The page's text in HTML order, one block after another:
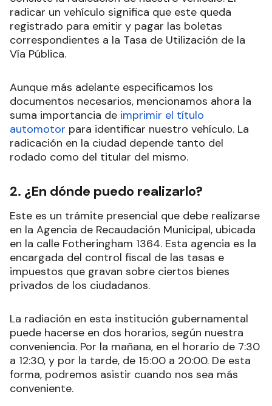
radicar un vehículo significa que este queda
registrado para emitir y pagar las boletas
correspondientes a la Tasa de Utilización de la
Vía Pública.
Aunque más adelante especificamos los
documentos necesarios, mencionamos ahora la
suma importancia de imprimir el título
automotor para identificar nuestro vehículo. La
radicación en la ciudad depende tanto del
rodado como del titular del mismo.
2. ¿En dónde puedo realizarlo?
Este es un trámite presencial que debe realizarse
en la Agencia de Recaudación Municipal, ubicada
en la calle Fotheringham 1364. Esta agencia es la
encargada del control fiscal de las tasas e
impuestos que gravan sobre ciertos bienes
privados de los ciudadanos.
La radiación en esta institución gubernamental
puede hacerse en dos horarios, según nuestra
conveniencia. Por la mañana, en el horario de 7:30
a 12:30, y por la tarde, de 15:00 a 20:00. De esta
forma, podremos asistir cuando nos sea más
conveniente.